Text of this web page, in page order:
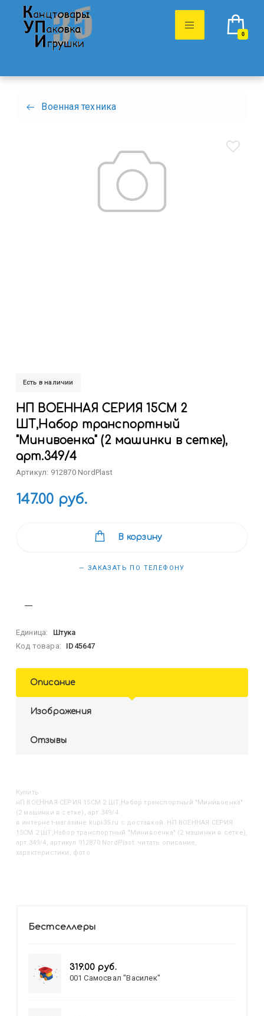
0
Военная техника
Есть в наличии
НП ВОЕННАЯ СЕРИЯ 15СМ 2
ШТ,Набор транспортный
"Минивоенка" (2 машинки в сетке),
арт.349/4
Артикул: 912870 NordPlast
147.00 руб.
В корзину
— ЗАКАЗАТЬ ПО ТЕЛЕФОНУ
Единица:
Штука
Код товара:
ID45647
Описание
Изображения
Отзывы
Купить
НП ВОЕННАЯ СЕРИЯ 15СМ 2 ШТ,Набор транспортный "Минивоенка"
(2 машинки в сетке), арт.349/4
в интернет-магазине kupi35.ru с доставкой. НП ВОЕННАЯ СЕРИЯ
15СМ 2 ШТ,Набор транспортный "Минивоенка" (2 машинки в сетке),
арт.349/4, артикул 912870 NordPlast: читать описание,
характеристики, фото
Бестселлеры
319.00 руб.
001 Самосвал "Василек"